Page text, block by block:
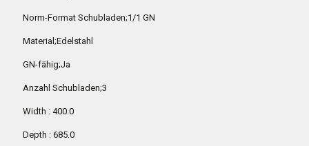
Norm-Format Schubladen;1/1 GN
Material;Edelstahl
GN-fähig;Ja
Anzahl Schubladen;3
Width : 400.0
Depth : 685.0